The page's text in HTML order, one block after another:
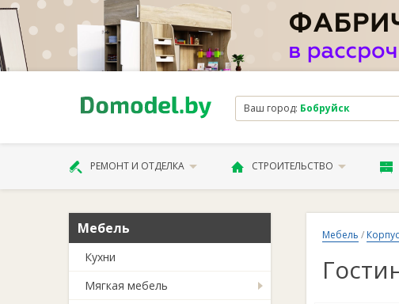
Ваш город: Бобруйск
РЕМОНТ И ОТДЕЛКА СТРОИТЕЛЬСТВО
Мебель
Кухни
Мягкая мебель
Мебель /